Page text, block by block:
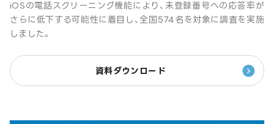
iOSの電話スクリーニング機能により、未登録番号への応答率が
さらに低下する可能性に着目し、全国574名を対象に調査を実施
しました。
資料ダウンロード